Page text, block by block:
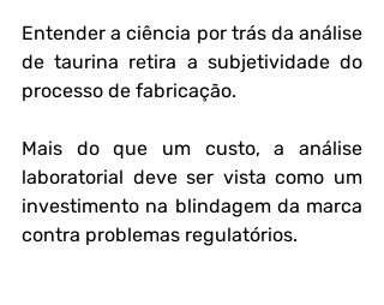
Entender a ciência por trás da análise
de taurina retira a subjetividade do
processo de fabricação.
Mais do que um custo, a análise
laboratorial deve ser vista como um
investimento na blindagem da marca
contra problemas regulatórios.